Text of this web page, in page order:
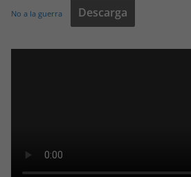
No a la guerra Descarga